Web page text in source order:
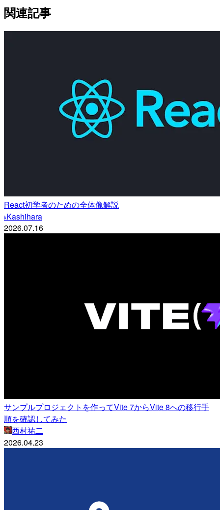
関連記事
React初学者のための全体像解説
kKashihara
2026.07.16
サンプルプロジェクトを作ってVite 7からVite 8への移行手
順を確認してみた
西村祐二
2026.04.23